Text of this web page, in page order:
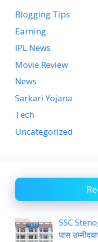
Blogging Tips
Earning
IPL News
Movie Review
News
Sarkari Yojana
Tech
Uncategorized
SSC
पास